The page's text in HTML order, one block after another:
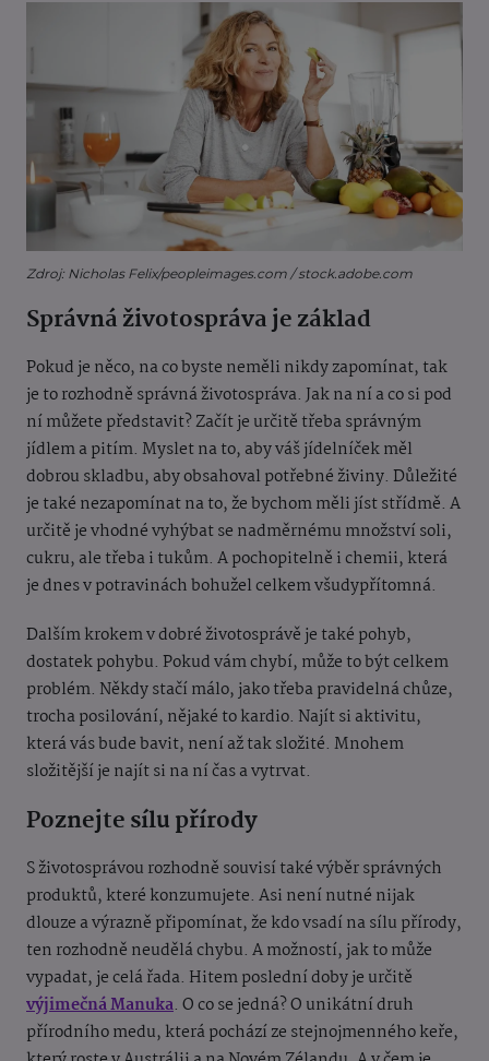
Zdroj: Nicholas Felix/peopleimages.com / stock.adobe.com
Správná životospráva je základ
Pokud je něco, na co byste neměli nikdy zapomínat, tak
je to rozhodně správná životospráva. Jak na ní a co si pod
ní můžete představit? Začít je určitě třeba správným
jídlem a pitím. Myslet na to, aby váš jídelníček měl
dobrou skladbu, aby obsahoval potřebné živiny. Důležité
je také nezapomínat na to, že bychom měli jíst střídmě. A
určitě je vhodné vyhýbat se nadměrnému množství soli,
cukru, ale třeba i tukům. A pochopitelně i chemii, která
je dnes v potravinách bohužel celkem všudypřítomná.
Dalším krokem v dobré životosprávě je také pohyb,
dostatek pohybu. Pokud vám chybí, může to být celkem
problém. Někdy stačí málo, jako třeba pravidelná chůze,
trocha posilování, nějaké to kardio. Najít si aktivitu,
která vás bude bavit, není až tak složité. Mnohem
složitější je najít si na ní čas a vytrvat.
Poznejte sílu přírody
S životosprávou rozhodně souvisí také výběr správných
produktů, které konzumujete. Asi není nutné nijak
dlouze a výrazně připomínat, že kdo vsadí na sílu přírody,
ten rozhodně neudělá chybu. A možností, jak to může
vypadat, je celá řada. Hitem poslední doby je určitě
výjimečná Manuka. O co se jedná? O unikátní druh
přírodního medu, která pochází ze stejnojmenného keře,